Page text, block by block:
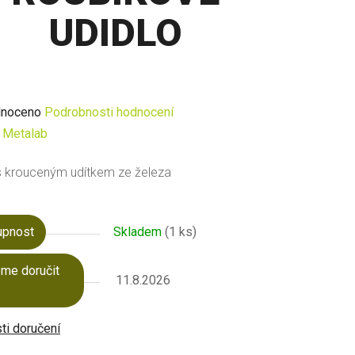
UDIDLO
Podrobnosti hodnocení
Metalab
krouceným udítkem ze železa
Skladem (1 ks)
doručit
11.8.2026
doručení